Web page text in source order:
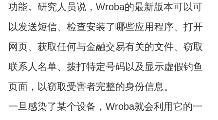
功能。研究人员说，Wroba的最新版本可以可
以发送短信、检查安装了哪些应用程序、打开
网页、获取任何与金融交易有关的文件、窃取
联系人名单、拨打特定号码以及显示虚假钓鱼
页面，以窃取受害者完整的身份信息。
一旦感染了某个设备，Wroba就会利用它的一